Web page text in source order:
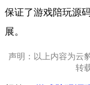
保证了游戏陪玩源
展。
声明：以上内容为云
转